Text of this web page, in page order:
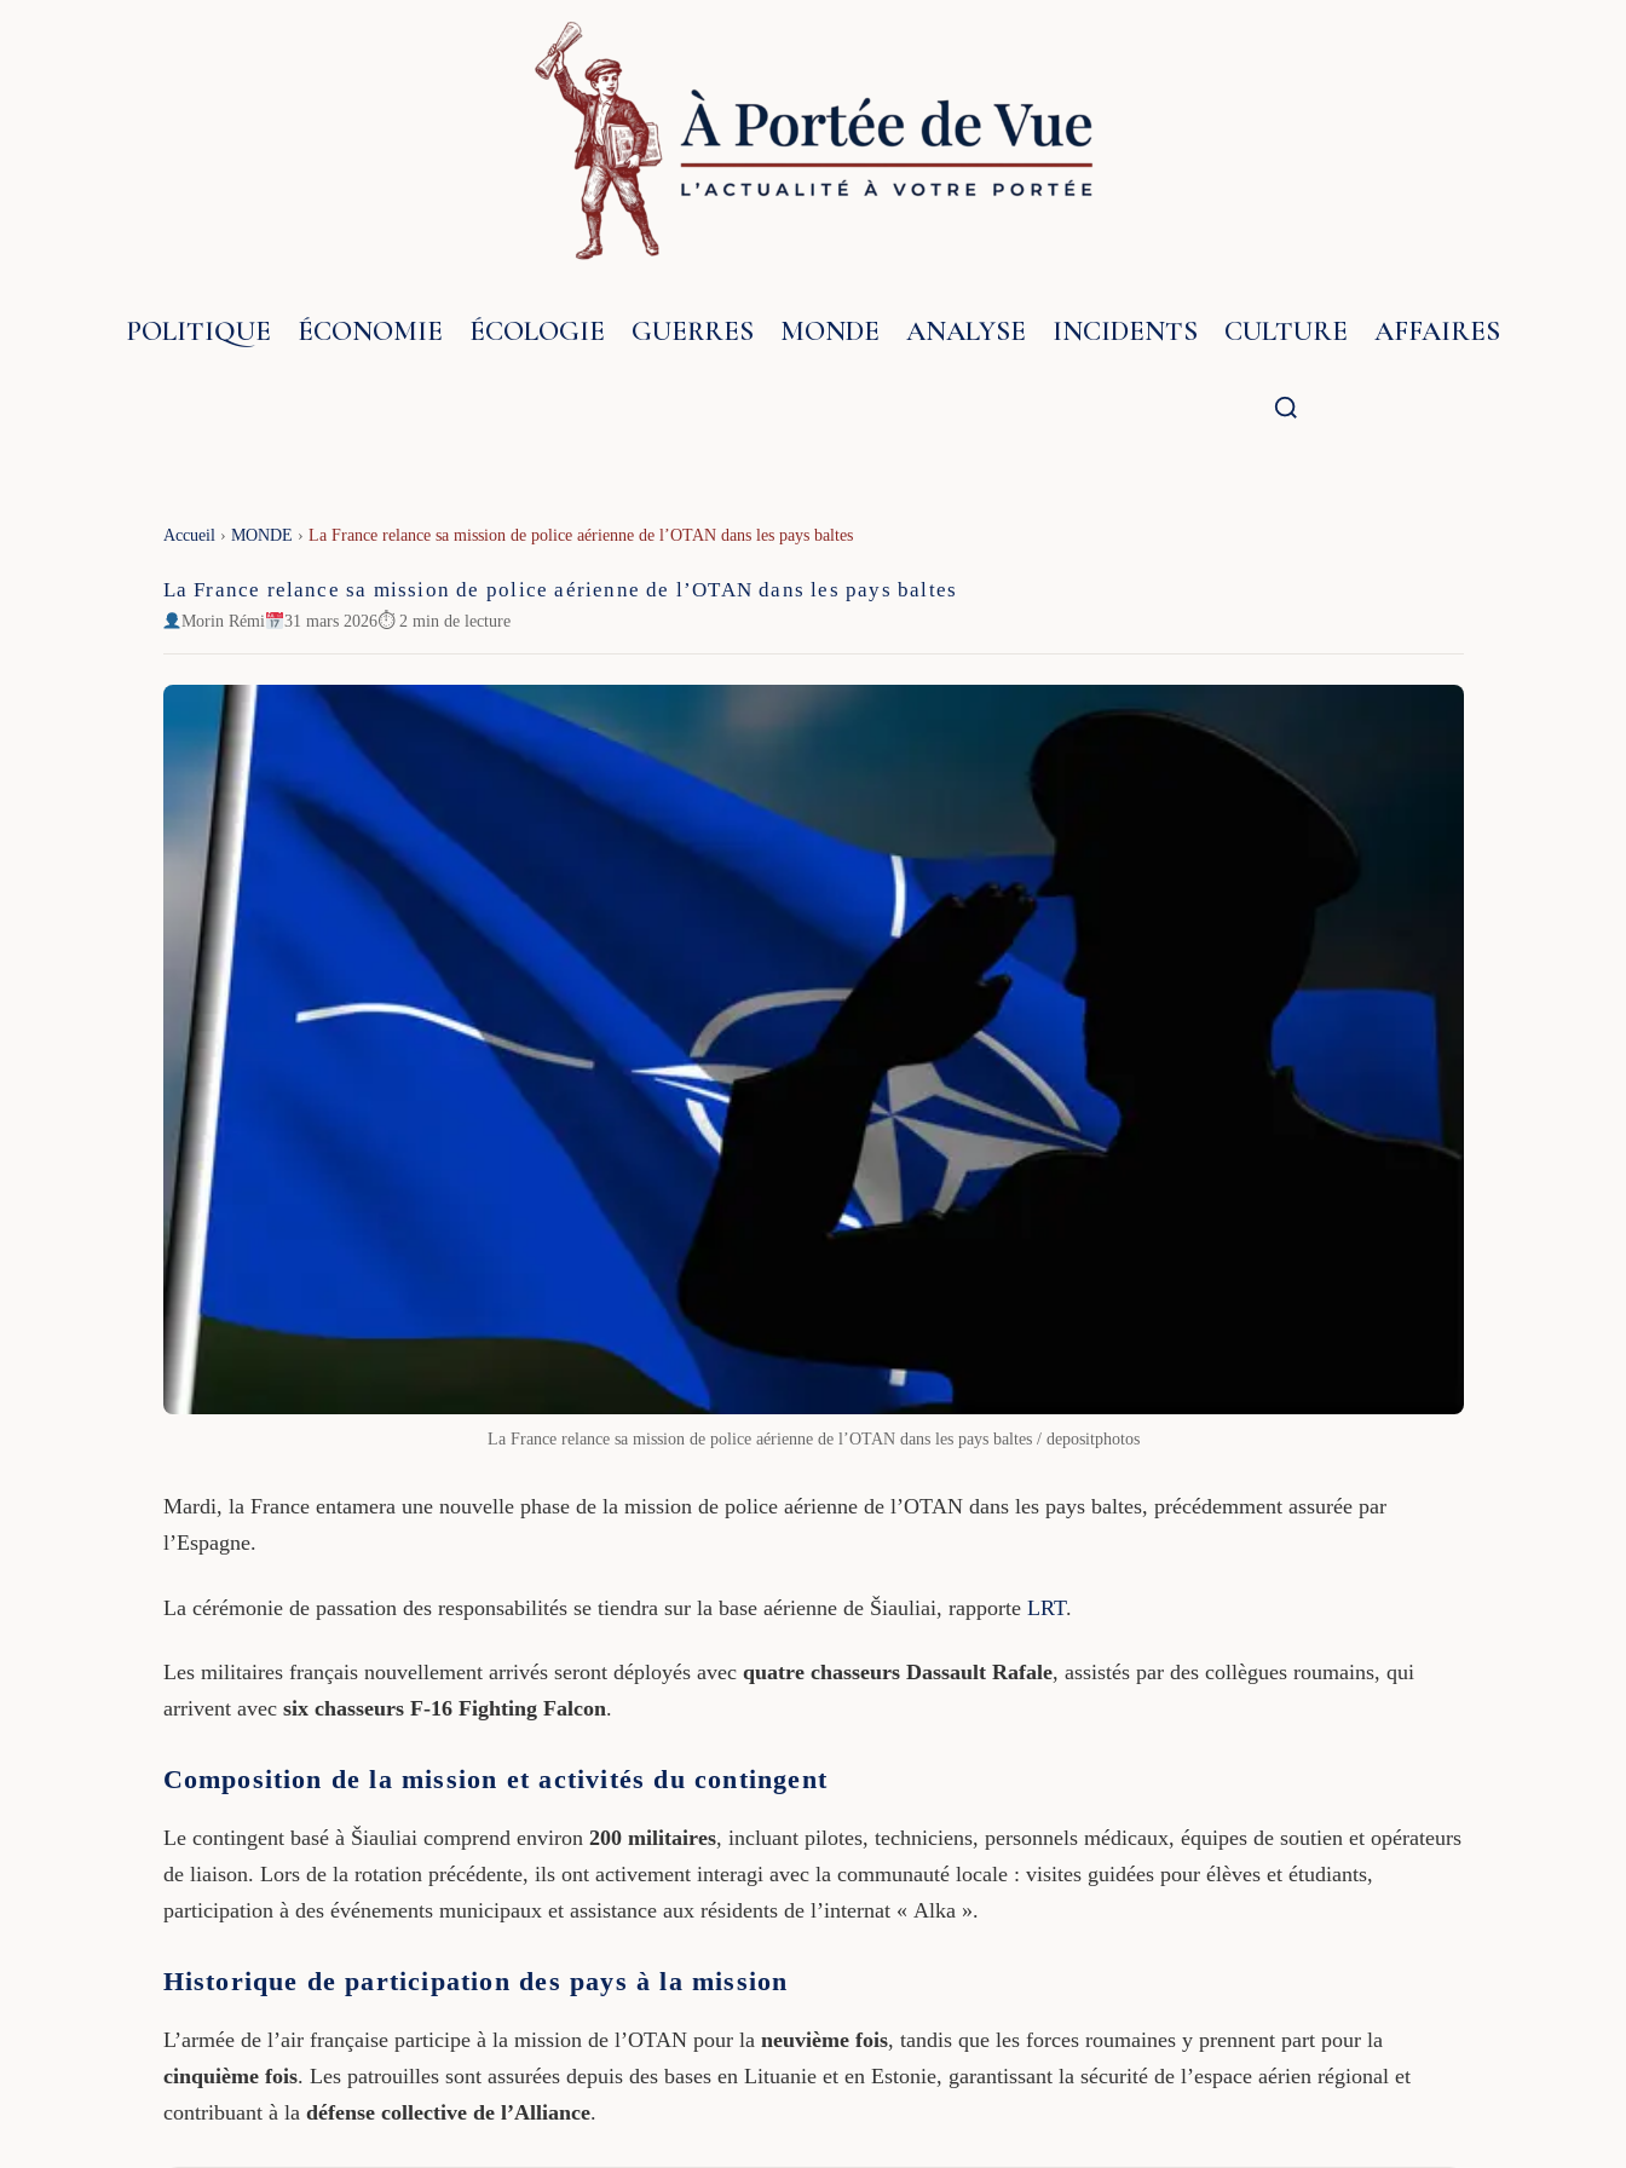
POLITIQUE ÉCONOMIE ÉCOLOGIE GUERRES MONDE ANALYSE INCIDENTS CULTURE AFFAIRES
Accueil › MONDE › La France relance sa mission de police aérienne de l’OTAN dans les pays baltes
La France relance sa mission de police aérienne de l’OTAN dans les pays baltes
Morin Rémi 31 mars 2026⏱ 2 min de lecture
La France relance sa mission de police aérienne de l’OTAN dans les pays baltes / depositphotos
Mardi, la France entamera une nouvelle phase de la mission de police aérienne de l’OTAN dans les pays baltes, précédemment assurée par
l’Espagne.
La cérémonie de passation des responsabilités se tiendra sur la base aérienne de Šiauliai, rapporte LRT.
Les militaires français nouvellement arrivés seront déployés avec quatre chasseurs Dassault Rafale, assistés par des collègues roumains, qui
arrivent avec six chasseurs F-16 Fighting Falcon.
Composition de la mission et activités du contingent
Le contingent basé à Šiauliai comprend environ 200 militaires, incluant pilotes, techniciens, personnels médicaux, équipes de soutien et opérateurs
de liaison. Lors de la rotation précédente, ils ont activement interagi avec la communauté locale : visites guidées pour élèves et étudiants,
participation à des événements municipaux et assistance aux résidents de l’internat « Alka ».
Historique de participation des pays à la mission
L’armée de l’air française participe à la mission de l’OTAN pour la neuvième fois, tandis que les forces roumaines y prennent part pour la
cinquième fois. Les patrouilles sont assurées depuis des bases en Lituanie et en Estonie, garantissant la sécurité de l’espace aérien régional et
contribuant à la défense collective de l’Alliance.